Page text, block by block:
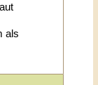
als